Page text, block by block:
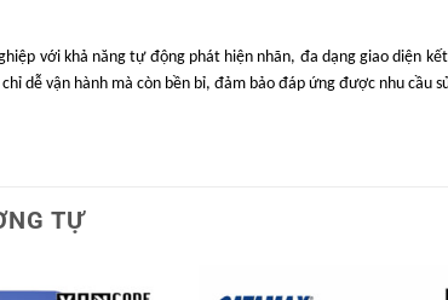
với khả năng tự động phát hiện nhãn, đa dạng giao diện
dễ vận hành mà còn bền bỉ, đảm bảo đáp ứng được nhu cầu
TỰ